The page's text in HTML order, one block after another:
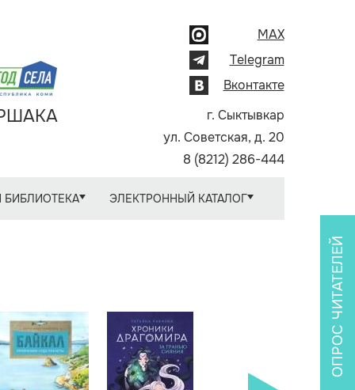
MAX
Telegram
Вконтакте
г. Сыктывкар
ул. Советская, д. 20
8 (8212) 286-444
БИБЛИОТЕКА ЭЛЕКТРОННЫЙ КАТАЛОГ
ОПРОС ЧИТАТЕЛЕЙ